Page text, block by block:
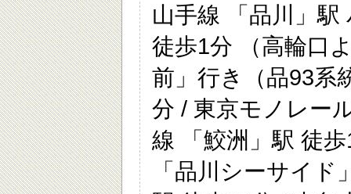
山手線 「品川」
徒歩1分 （高輪口
前」行き（品93系
分 / 東京モノレー
線 「鮫洲」駅 徒
「品川シーサイ